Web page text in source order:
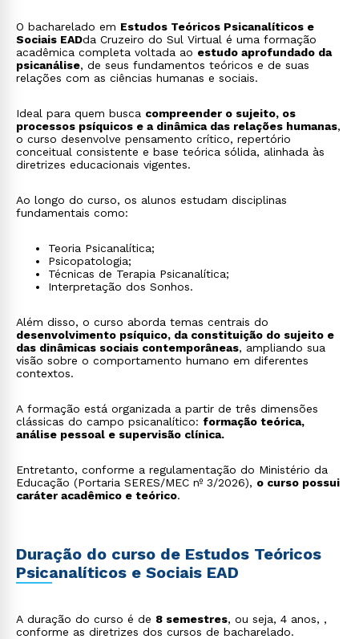
O bacharelado em Estudos Teóricos Psicanalíticos e
Sociais EADda Cruzeiro do Sul Virtual é uma formação
acadêmica completa voltada ao estudo aprofundado da
psicanálise, de seus fundamentos teóricos e de suas
relações com as ciências humanas e sociais.
Ideal para quem busca compreender o sujeito, os
processos psíquicos e a dinâmica das relações humanas,
o curso desenvolve pensamento crítico, repertório
conceitual consistente e base teórica sólida, alinhada às
diretrizes educacionais vigentes.
Ao longo do curso, os alunos estudam disciplinas
fundamentais como:
Teoria Psicanalítica;
Psicopatologia;
Técnicas de Terapia Psicanalítica;
Interpretação dos Sonhos.
Além disso, o curso aborda temas centrais do
desenvolvimento psíquico, da constituição do sujeito e
das dinâmicas sociais contemporâneas, ampliando sua
visão sobre o comportamento humano em diferentes
contextos.
A formação está organizada a partir de três dimensões
clássicas do campo psicanalítico: formação teórica,
análise pessoal e supervisão clínica.
Entretanto, conforme a regulamentação do Ministério da
Educação (Portaria SERES/MEC nº 3/2026), o curso possui
caráter acadêmico e teórico.
Duração do curso de Estudos Teóricos
Psicanalíticos e Sociais EAD
A duração do curso é de 8 semestres, ou seja, 4 anos, ,
conforme as diretrizes dos cursos de bacharelado.